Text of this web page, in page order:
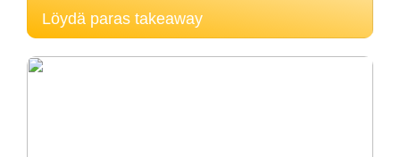
Löydä paras takeaway